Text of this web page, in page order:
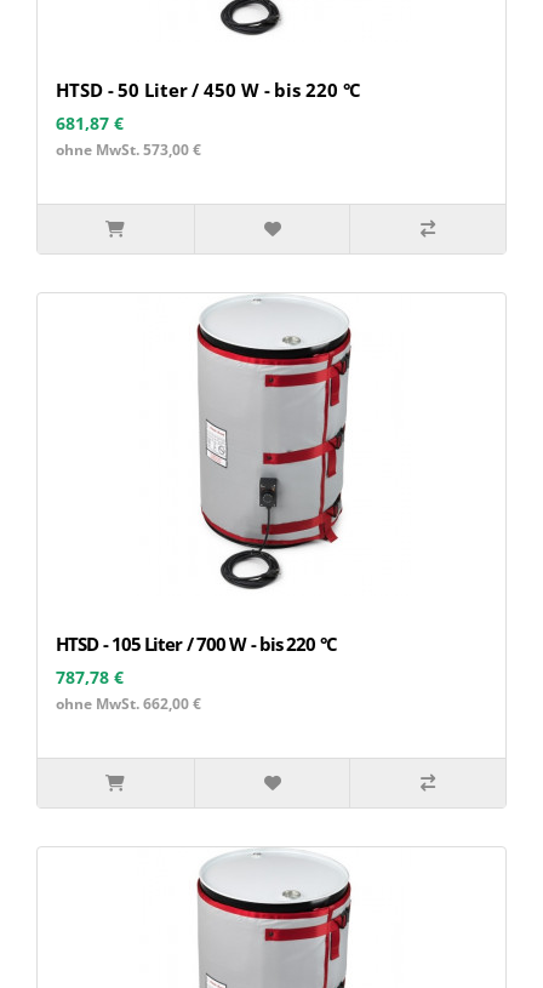
HTSD - 50 Liter / 450 W - bis 220 °C
681,87 €
ohne MwSt. 573,00 €
HTSD - 105 Liter / 700 W - bis 220 °C
787,78 €
ohne MwSt. 662,00 €